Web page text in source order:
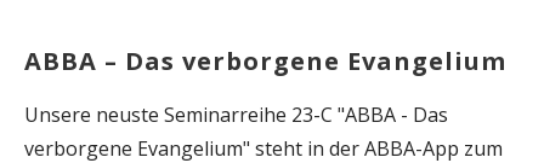
ABBA – Das verborgene Evangelium
Unsere neuste Seminarreihe 23-C "ABBA - Das
verborgene Evangelium" steht in der ABBA-App zum